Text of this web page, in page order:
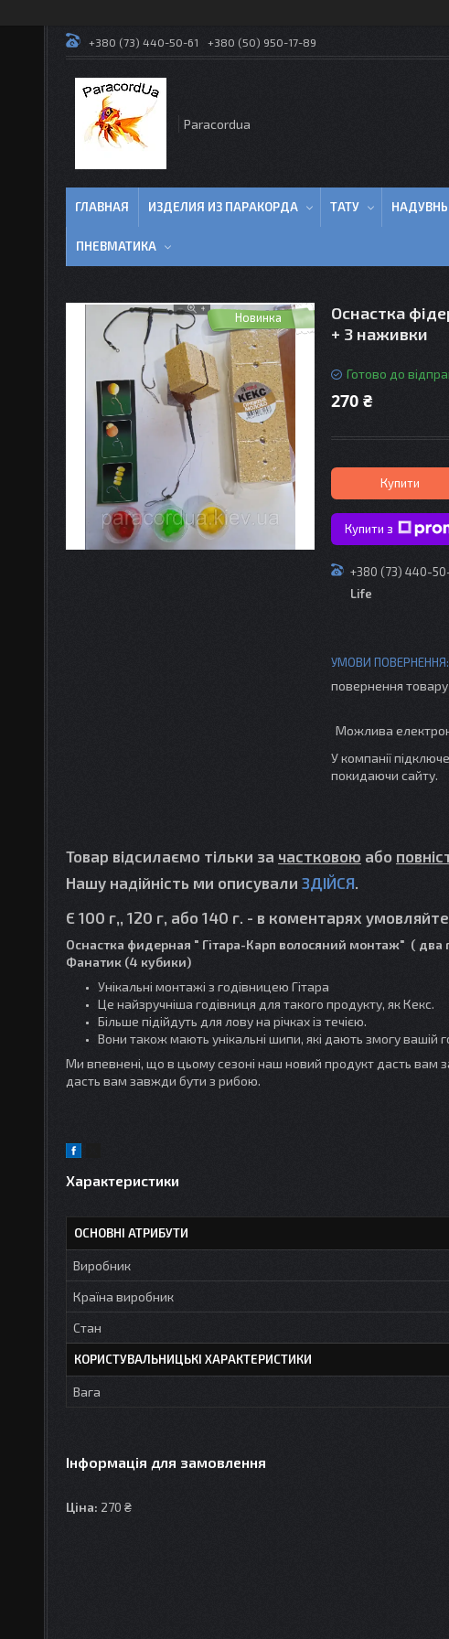
+380 (73) 440-50-61 +380 (50) 950-17-89
Paracordua
ГЛАВНАЯ ИЗДЕЛИЯ ИЗ ПАРАКОРДА ТАТУ
ПНЕВМАТИКА
Новинка
Оснастка
+ 3 наживки
Готово до
270 ₴
Купити
Купити з
+380 (73) 440-
Life
повернення
У компанії
покидаючи сайту.
Товар відсилаємо тільки за частковою або
Нашу надійність ми описували ЗДІЙСЯ
Є 100 г,, 120 г, або 140 г. - в коментарях
Оснастка фидерная " Гітара-Карп волосяний монтаж" ( два
Фанатик (4 кубики)
Унікальні монтажі з годівницею Гітара
Це найзручніша годівниця для такого продукту, як Кекс.
Більше підійдуть для лову на річках із течією.
Вони також мають унікальні шипи, які дають змогу вашій
Ми впевнені, що в цьому сезоні наш новий продукт дасть
дасть вам завжди бути з рибою.
Характеристики
ОСНОВНІ АТРИБУТИ
Виробник
Країна виробник
Стан
КОРИСТУВАЛЬНИЦЬКІ ХАРАКТЕРИСТИКИ
Вага
Інформація для замовлення
Ціна: 270 ₴